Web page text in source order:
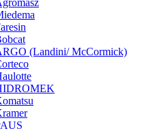
(Landini/ McCormick)